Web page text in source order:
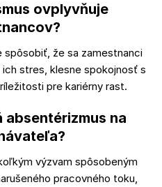
ovplyvňuje
že sa zamestnanci
stres, klesne spokojnosť s
pre kariérny rast.
absentérizmus na
výzvam spôsobeným
pracovného toku,